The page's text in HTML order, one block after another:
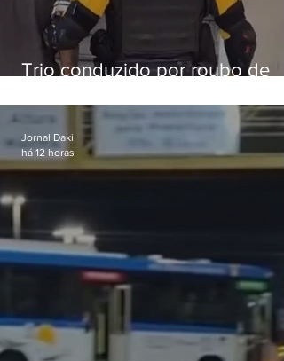
Trio conduzido por roubo de
passagens
Jornal Daki
há 12 horas